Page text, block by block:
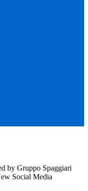
by Gruppo Spaggiari
Social Media